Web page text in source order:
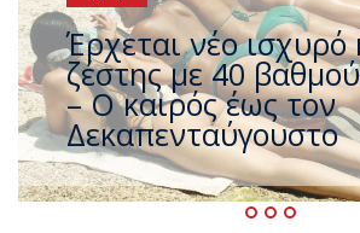
Άφαντος ο
που η χώρα καίγεται